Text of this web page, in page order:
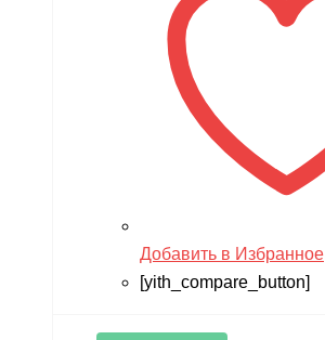
Добавить в Избранное
[yith_compare_button]